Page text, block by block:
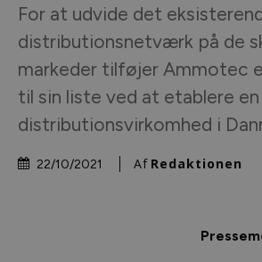
For at udvide det
distributionsnetværk på de
markeder tilføjer Ammotec
til sin liste ved at etablere
distributionsvirkomhed i
22/10/2021 Af Redaktionen